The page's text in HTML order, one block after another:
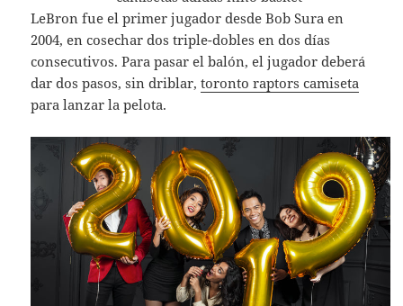
LeBron fue el primer jugador desde Bob Sura en
2004, en cosechar dos triple-dobles en dos días
consecutivos. Para pasar el balón, el jugador deberá
dar dos pasos, sin driblar,toronto raptors camiseta
para lanzar la pelota.